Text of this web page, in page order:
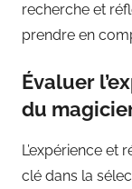
recherche et
prendre en
Évaluer
du
L’expérience
clé dans la